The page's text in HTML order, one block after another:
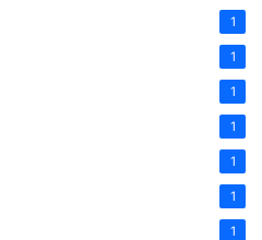
1
1
1
1
1
1
1